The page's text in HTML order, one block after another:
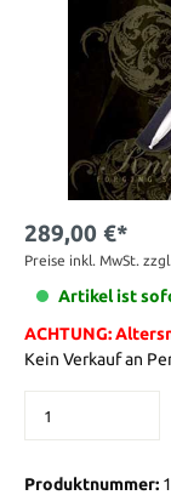
289,00 €*
Preise inkl. MwSt.
Artikel ist
ACHTUNG:
Kein Verkauf an
Produktnummer: